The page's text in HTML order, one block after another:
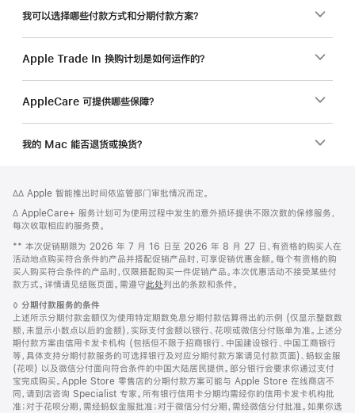
我可以选择哪些付款方式和分期付款方案？
Apple Trade In 换购计划是如何运作的？
AppleCare 可提供哪些保障？
我的 Mac 能否退货或换货？
页
脚
注
脚
∆∆ Apple 智能推出时间依监管部门审批情况而定。
脚
注
∆ AppleCare+ 服务计划可为使用过程中发生的意外损坏提供不限次数的保修服务，
每次收取相应的服务费。
脚
注
** 本次促销期限为 2026 年 7 月 16 日至 2026 年 8 月 27 日，有资格的购买人在
活动地点购买符合条件的产品并搭配促销产品时，可享促销优惠金额。每个有资格的购
买人购买符合条件的产品时，仅限搭配购买一件促销产品。本次优惠活动不接受某些付
款方式。详情请见结账页面。需遵守此处列出的条款和条件。
脚
注
◊ 分期付款服务的条件
上述所示分期付款金额仅为使用特定期数免息分期付款估算得出的示例 (仅显示整数数
额，未显示小数点以后的金额)，实际支付金额以银行、花呗或微信分付账单为准。上述分
期付款方案由信用卡发卡机构 (包括但不限于招商银行、中国建设银行、中国工商银行
等，具体支持分期付款服务的可选择银行及对应分期付款方案请见付款页面)、蚂蚁金服
(花呗) 以及微信分付面向符合条件的中国大陆居民提供。部分银行会要求你通过支付
宝完成购买。Apple Store 零售店的分期付款方案可能与 Apple Store 在线商店不
同，请到店咨询 Specialist 专家。所有银行信用卡分期均需经你的信用卡发卡机构批
准；对于花呗分期，需经蚂蚁金服批准；对于微信分付分期，需经微信分付批准。如果你选